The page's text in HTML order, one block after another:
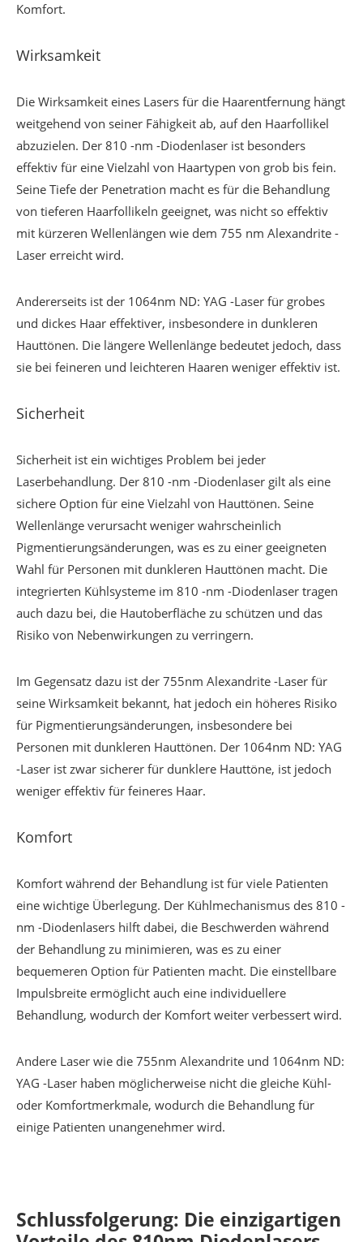
Komfort.
Wirksamkeit
Die Wirksamkeit eines Lasers für die Haarentfernung hängt
weitgehend von seiner Fähigkeit ab, auf den Haarfollikel
abzuzielen. Der 810 -nm -Diodenlaser ist besonders
effektiv für eine Vielzahl von Haartypen von grob bis fein.
Seine Tiefe der Penetration macht es für die Behandlung
von tieferen Haarfollikeln geeignet, was nicht so effektiv
mit kürzeren Wellenlängen wie dem 755 nm Alexandrite -
Laser erreicht wird.
Andererseits ist der 1064nm ND: YAG -Laser für grobes
und dickes Haar effektiver, insbesondere in dunkleren
Hauttönen. Die längere Wellenlänge bedeutet jedoch, dass
sie bei feineren und leichteren Haaren weniger effektiv ist.
Sicherheit
Sicherheit ist ein wichtiges Problem bei jeder
Laserbehandlung. Der 810 -nm -Diodenlaser gilt als eine
sichere Option für eine Vielzahl von Hauttönen. Seine
Wellenlänge verursacht weniger wahrscheinlich
Pigmentierungsänderungen, was es zu einer geeigneten
Wahl für Personen mit dunkleren Hauttönen macht. Die
integrierten Kühlsysteme im 810 -nm -Diodenlaser tragen
auch dazu bei, die Hautoberfläche zu schützen und das
Risiko von Nebenwirkungen zu verringern.
Im Gegensatz dazu ist der 755nm Alexandrite -Laser für
seine Wirksamkeit bekannt, hat jedoch ein höheres Risiko
für Pigmentierungsänderungen, insbesondere bei
Personen mit dunkleren Hauttönen. Der 1064nm ND: YAG
-Laser ist zwar sicherer für dunklere Hauttöne, ist jedoch
weniger effektiv für feineres Haar.
Komfort
Komfort während der Behandlung ist für viele Patienten
eine wichtige Überlegung. Der Kühlmechanismus des 810 -
nm -Diodenlasers hilft dabei, die Beschwerden während
der Behandlung zu minimieren, was es zu einer
bequemeren Option für Patienten macht. Die einstellbare
Impulsbreite ermöglicht auch eine individuellere
Behandlung, wodurch der Komfort weiter verbessert wird.
Andere Laser wie die 755nm Alexandrite und 1064nm ND:
YAG -Laser haben möglicherweise nicht die gleiche Kühl-
oder Komfortmerkmale, wodurch die Behandlung für
einige Patienten unangenehmer wird.
Schlussfolgerung: Die einzigartigen